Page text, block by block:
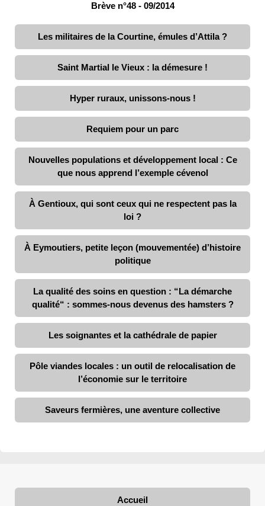
Brève n°48 - 09/2014
Les militaires de la Courtine, émules d’Attila ?
Saint Martial le Vieux : la démesure !
Hyper ruraux, unissons-nous !
Requiem pour un parc
Nouvelles populations et développement local : Ce
que nous apprend l’exemple cévenol
À Gentioux, qui sont ceux qui ne respectent pas la
loi ?
À Eymoutiers, petite leçon (mouvementée) d’histoire
politique
La qualité des soins en question : “La démarche
qualité“ : sommes-nous devenus des hamsters ?
Les soignantes et la cathédrale de papier
Pôle viandes locales : un outil de relocalisation de
l’économie sur le territoire
Saveurs fermières, une aventure collective
Accueil